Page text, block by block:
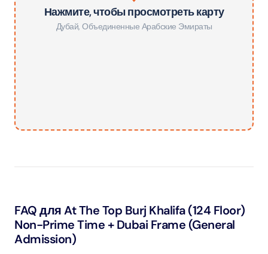
Нажмите, чтобы просмотреть карту
Дубай, Объединенные Арабские Эмираты
FAQ для At The Top Burj Khalifa (124 Floor)
Non-Prime Time + Dubai Frame (General
Admission)